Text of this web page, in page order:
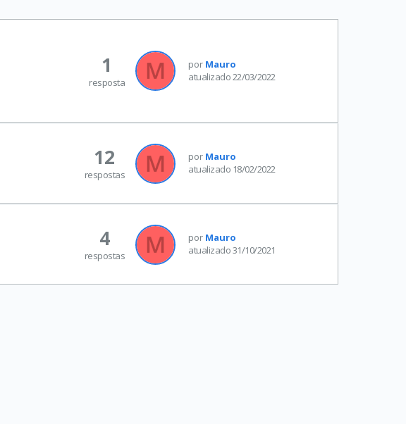
por Mauro
atualizado 22/03/2022
1
resposta
por Mauro
atualizado 18/02/2022
12
respostas
por Mauro
atualizado 31/10/2021
4
respostas